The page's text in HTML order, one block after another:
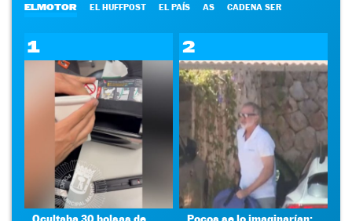
ELMOTOR EL HUFFPOST EL PAÍS AS CADENA SER
1
Ocultaba 30 bolsas de
2
Pocos se lo imaginarían: